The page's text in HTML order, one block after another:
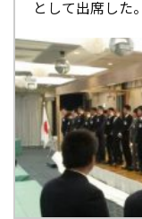
として出席した